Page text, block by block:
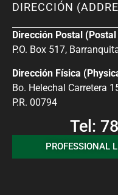
DIRECCIÓN
Dirección Postal
P.O. Box 517,
Dirección Física
Bo. Helechal Carretera
P.R. 00794
Tel:
PROFESSIONAL